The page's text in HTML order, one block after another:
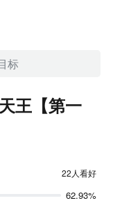
标
王【第一
22人看好
62.93%